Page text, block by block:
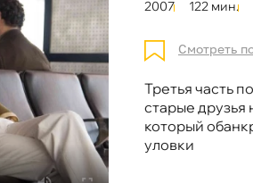
2007 122 мин.
Смотреть
Третья часть
старые друзья
который
уловки